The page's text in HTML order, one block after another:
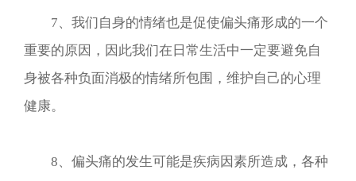
7、我们自身的情绪也是促使偏头痛形成的一个
重要的原因，因此我们在日常生活中一定要避免自
身被各种负面消极的情绪所包围，维护自己的心理
健康。
8、偏头痛的发生可能是疾病因素所造成，各种